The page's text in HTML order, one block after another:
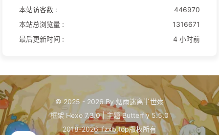
本站访客数 :
446970
本站总浏览量 :
1316671
最后更新时间 :
4 小时前
© 2025 - 2026 By 烟雨迷离半世殇
框架 Hexo 7.3.0 | 主题Butterfly 5.5.0
2018-2026 lfzxb.top版权所有